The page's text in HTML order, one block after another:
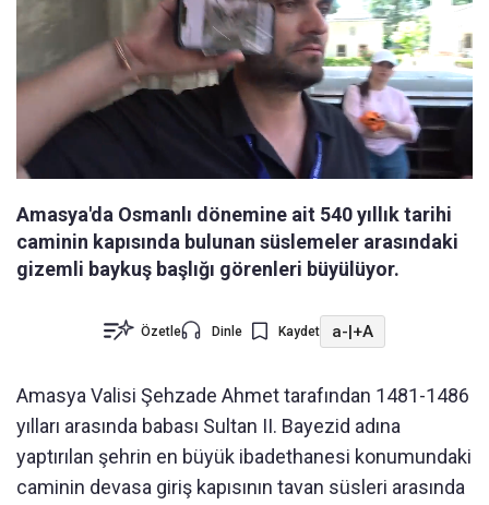
Amasya'da Osmanlı dönemine ait 540 yıllık tarihi
caminin kapısında bulunan süslemeler arasındaki
gizemli baykuş başlığı görenleri büyülüyor.
Özetle Dinle Kaydet a-|+A
Amasya Valisi Şehzade Ahmet tarafından 1481-1486
yılları arasında babası Sultan II. Bayezid adına
yaptırılan şehrin en büyük ibadethanesi konumundaki
caminin devasa giriş kapısının tavan süsleri arasında